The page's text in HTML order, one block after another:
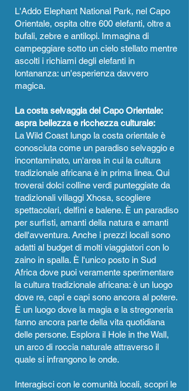
L'Addo Elephant National Park, nel Capo
Orientale, ospita oltre 600 elefanti, oltre a
bufali, zebre e antilopi. Immagina di
campeggiare sotto un cielo stellato mentre
ascolti i richiami degli elefanti in
lontananza: un'esperienza davvero
magica.
La costa selvaggia del Capo Orientale:
aspra bellezza e ricchezza culturale:
La Wild Coast lungo la costa orientale è
conosciuta come un paradiso selvaggio e
incontaminato, un'area in cui la cultura
tradizionale africana è in prima linea. Qui
troverai dolci colline verdi punteggiate da
tradizionali villaggi Xhosa, scogliere
spettacolari, delfini e balene. È un paradiso
per surfisti, amanti della natura e amanti
dell'avventura. Anche i prezzi locali sono
adatti al budget di molti viaggiatori con lo
zaino in spalla. È l'unico posto in Sud
Africa dove puoi veramente sperimentare
la cultura tradizionale africana: è un luogo
dove re, capi e capi sono ancora al potere.
È un luogo dove la magia e la stregoneria
fanno ancora parte della vita quotidiana
delle persone. Esplora il Hole in the Wall,
un arco di roccia naturale attraverso il
quale si infrangono le onde.
Interagisci con le comunità locali, scopri le